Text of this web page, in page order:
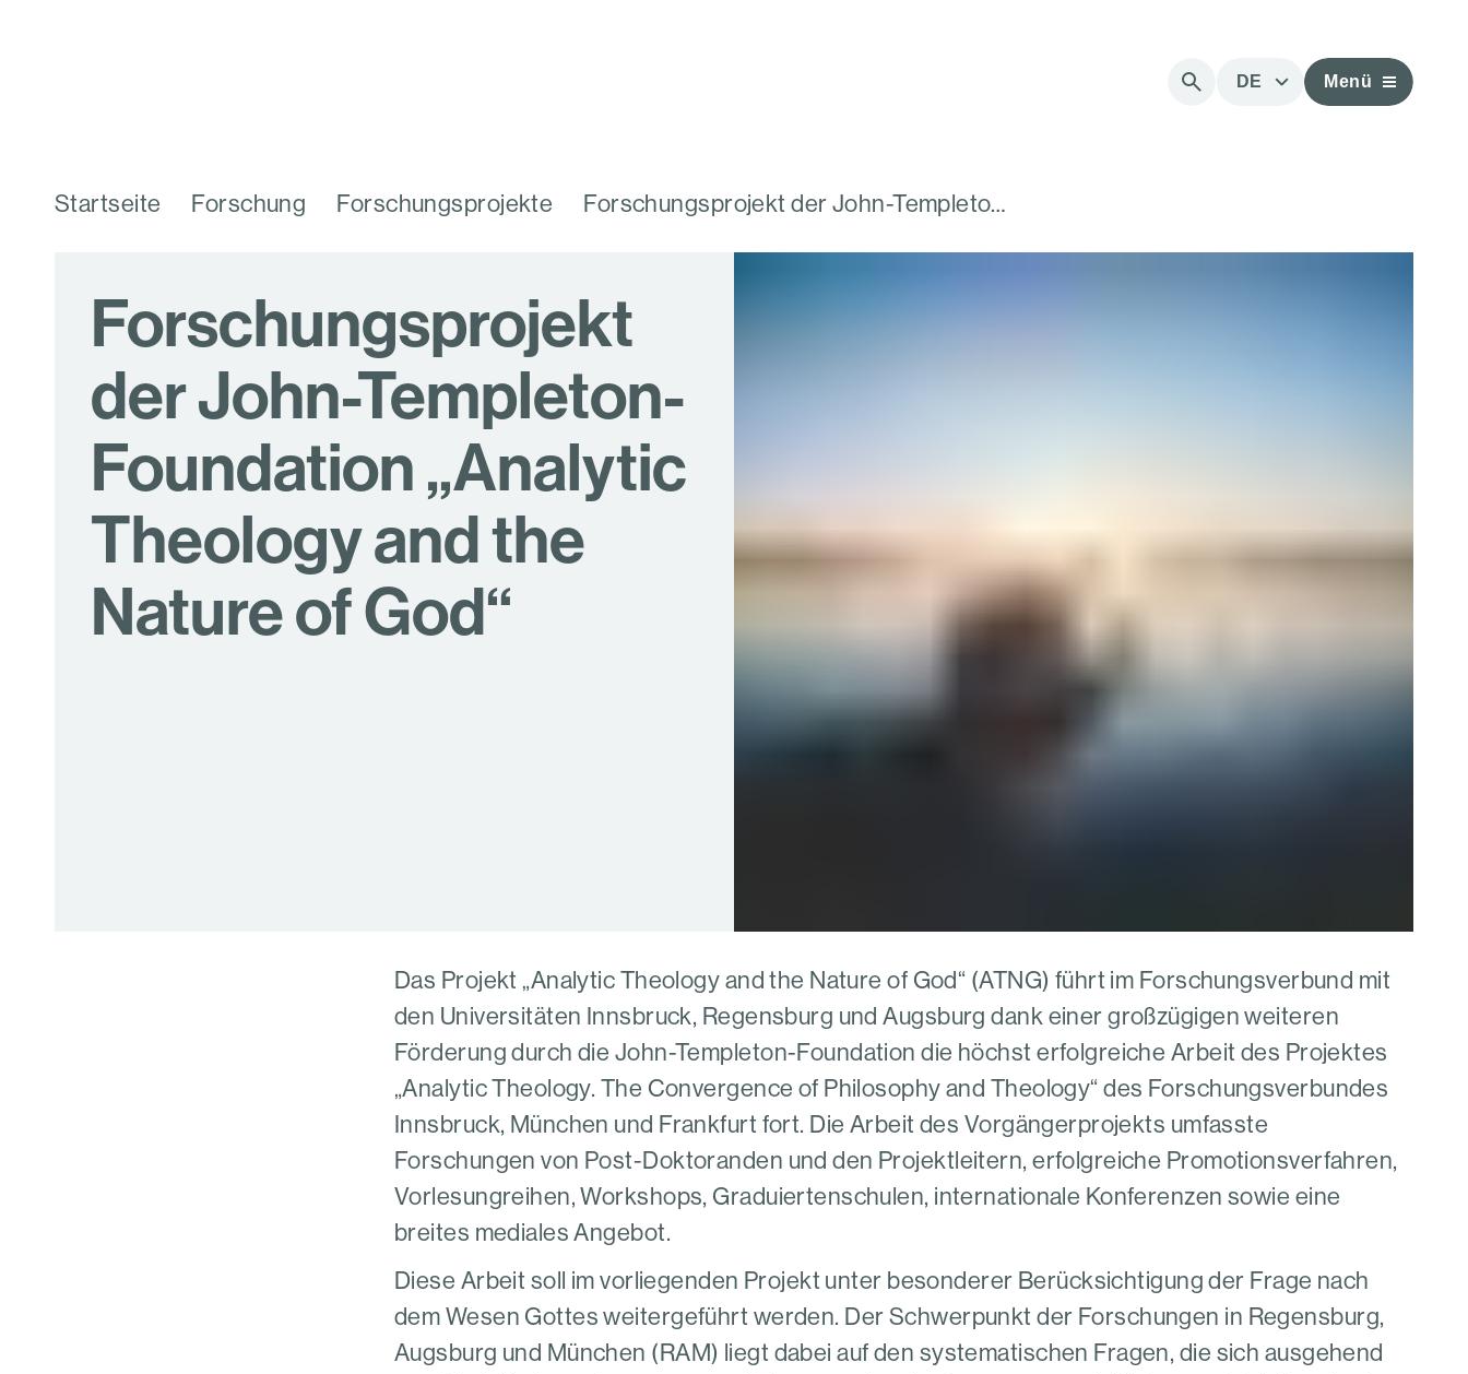
DE Menü
Startseite Forschung Forschungsprojekte Forschungsprojekt der John-Templeto…
Forschungsprojekt
der John-Templeton-
Foundation „Analytic
Theology and the
Nature of God“
Das Projekt „Analytic Theology and the Nature of God“ (ATNG) führt im Forschungsverbund mit
den Universitäten Innsbruck, Regensburg und Augsburg dank einer großzügigen weiteren
Förderung durch die John-Templeton-Foundation die höchst erfolgreiche Arbeit des Projektes
„Analytic Theology. The Convergence of Philosophy and Theology“ des Forschungsverbundes
Innsbruck, München und Frankfurt fort. Die Arbeit des Vorgängerprojekts umfasste
Forschungen von Post-Doktoranden und den Projektleitern, erfolgreiche Promotionsverfahren,
Vorlesungreihen, Workshops, Graduiertenschulen, internationale Konferenzen sowie eine
breites mediales Angebot.
Diese Arbeit soll im vorliegenden Projekt unter besonderer Berücksichtigung der Frage nach
dem Wesen Gottes weitergeführt werden. Der Schwerpunkt der Forschungen in Regensburg,
Augsburg und München (RAM) liegt dabei auf den systematischen Fragen, die sich ausgehend